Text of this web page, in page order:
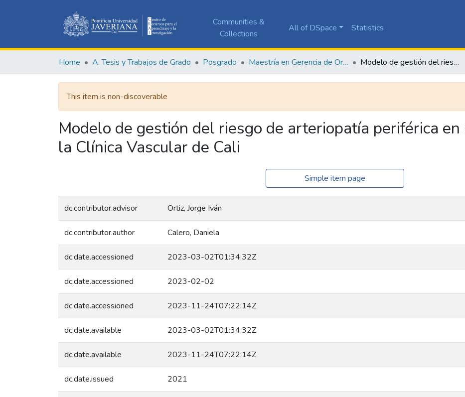
Communities &
Collections
All of DSpace Statistics
Home A. Tesis y Trabajos de Grado Posgrado Maestría en Gerencia de Organizaciones de Salud Modelo de gestión del riesgo de arteriopatía periférica en atención primaria en la Clínica Vascular de Cali
This item is non-discoverable
Modelo de gestión del riesgo de arteriopatía periférica
la Clínica Vascular de Cali
Simple item page
dc.contributor.advisor Ortiz, Jorge Iván
dc.contributor.author Calero, Daniela
dc.date.accessioned 2023-03-02T01:34:32Z
dc.date.accessioned 2023-02-02
dc.date.accessioned 2023-11-24T07:22:14Z
dc.date.available 2023-03-02T01:34:32Z
dc.date.available 2023-11-24T07:22:14Z
dc.date.issued 2021